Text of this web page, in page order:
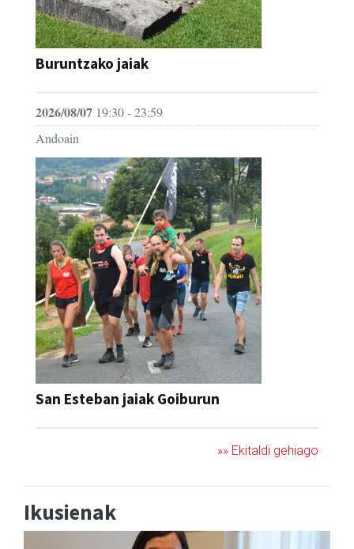
Buruntzako jaiak
2026/08/07 19:30 - 23:59
Andoain
San Esteban jaiak Goiburun
»» Ekitaldi gehiago
Ikusienak